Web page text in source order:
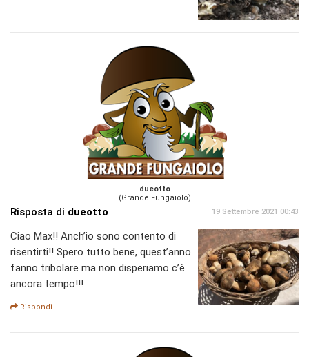
dueotto
(Grande Fungaiolo)
Risposta di dueotto 19 Settembre 2021 00:43
Ciao Max!! Anch’io sono contento di
risentirti!! Spero tutto bene, quest’anno
fanno tribolare ma non disperiamo c’è
ancora tempo!!!
Rispondi